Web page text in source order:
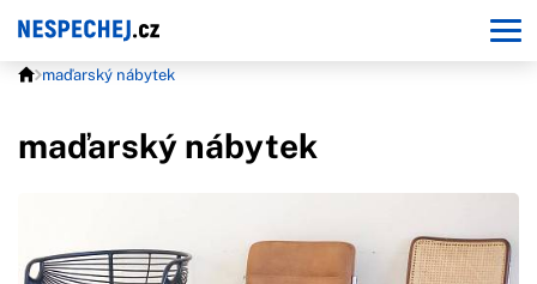
maďarský nábytek
maďarský nábytek